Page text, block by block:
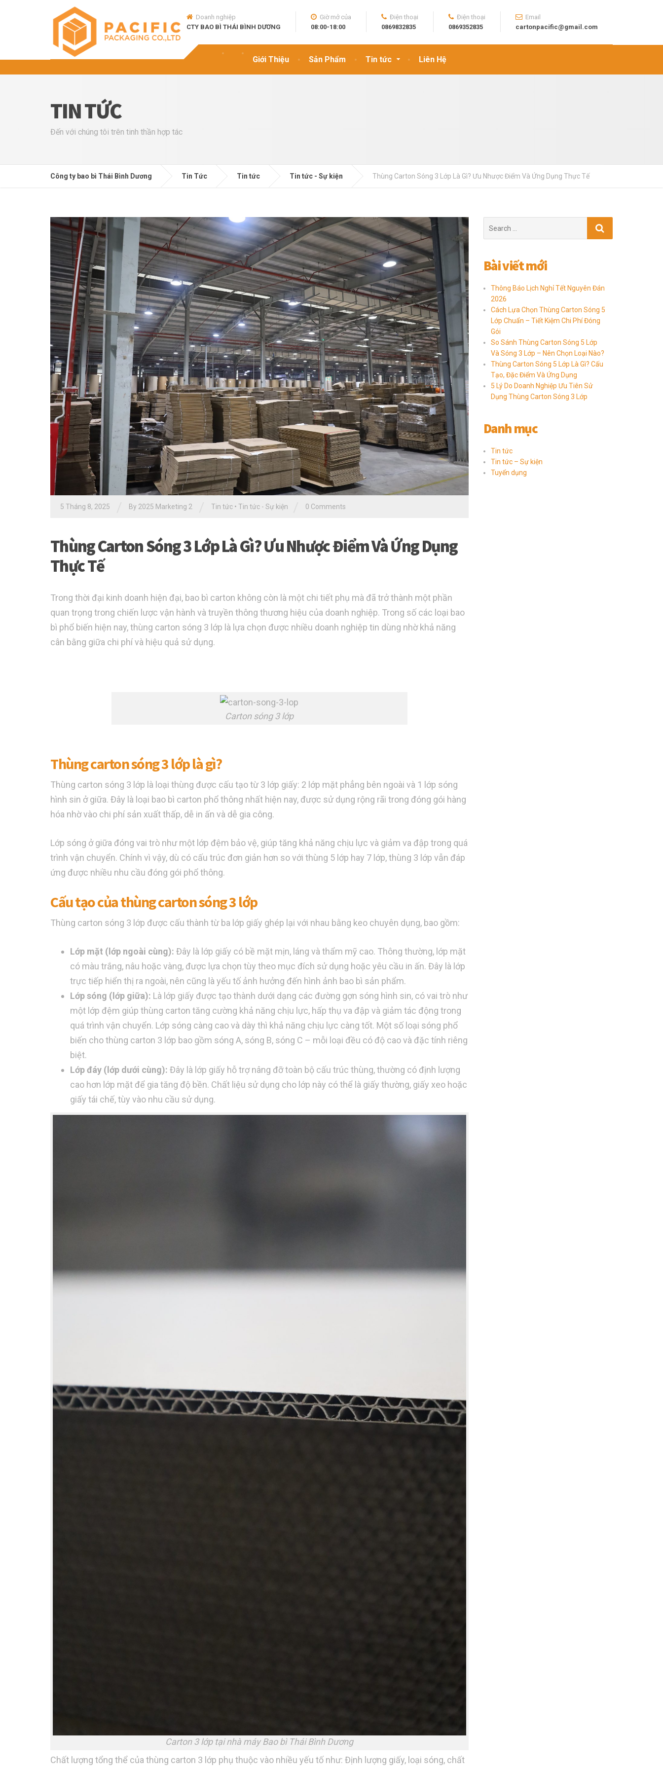
Giới Thiệu Sản Phẩm Tin tức Liên Hệ
Doanh nghiệp
CTY BAO BÌ THÁI BÌNH DƯƠNG
Giờ mở của
08:00-18:00
Điện thoại
0869832835
Điện thoại
0869352835
Email
cartonpacific@gmail.com
TIN TỨC
Đến với chúng tôi trên tinh thần hợp tác
Công ty bao bì Thái Bình Dương Tin Tức Tin tức Tin tức - Sự kiện Thùng Carton Sóng 3 Lớp Là Gì? Ưu Nhược Điểm Và Ứng Dụng Thực Tế
5 Tháng 8, 2025 By 2025 Marketing 2 Tin tức • Tin tức - Sự kiện 0 Comments
Thùng Carton Sóng 3 Lớp Là Gì? Ưu Nhược Điểm Và Ứng Dụng
Thực Tế
Trong thời đại kinh doanh hiện đại, bao bì carton không còn là một chi tiết phụ mà đã trở thành một phần
quan trọng trong chiến lược vận hành và truyền thông thương hiệu của doanh nghiệp. Trong số các loại bao
bì phổ biến hiện nay, thùng carton sóng 3 lớp là lựa chọn được nhiều doanh nghiệp tin dùng nhờ khả năng
cân bằng giữa chi phí và hiệu quả sử dụng.
Carton sóng 3 lớp
Thùng carton sóng 3 lớp là gì?
Thùng carton sóng 3 lớp là loại thùng được cấu tạo từ 3 lớp giấy: 2 lớp mặt phẳng bên ngoài và 1 lớp sóng
hình sin ở giữa. Đây là loại bao bì carton phổ thông nhất hiện nay, được sử dụng rộng rãi trong đóng gói hàng
hóa nhờ vào chi phí sản xuất thấp, dễ in ấn và dễ gia công.
Lớp sóng ở giữa đóng vai trò như một lớp đệm bảo vệ, giúp tăng khả năng chịu lực và giảm va đập trong quá
trình vận chuyển. Chính vì vậy, dù có cấu trúc đơn giản hơn so với thùng 5 lớp hay 7 lớp, thùng 3 lớp vẫn đáp
ứng được nhiều nhu cầu đóng gói phổ thông.
Cấu tạo của thùng carton sóng 3 lớp
Thùng carton sóng 3 lớp được cấu thành từ ba lớp giấy ghép lại với nhau bằng keo chuyên dụng, bao gồm:
Lớp mặt (lớp ngoài cùng): Đây là lớp giấy có bề mặt mịn, láng và thẩm mỹ cao. Thông thường, lớp mặt
có màu trắng, nâu hoặc vàng, được lựa chọn tùy theo mục đích sử dụng hoặc yêu cầu in ấn. Đây là lớp
trực tiếp hiển thị ra ngoài, nên cũng là yếu tố ảnh hưởng đến hình ảnh bao bì sản phẩm.
Lớp sóng (lớp giữa): Là lớp giấy được tạo thành dưới dạng các đường gợn sóng hình sin, có vai trò như
một lớp đệm giúp thùng carton tăng cường khả năng chịu lực, hấp thụ va đập và giảm tác động trong
quá trình vận chuyển. Lớp sóng càng cao và dày thì khả năng chịu lực càng tốt. Một số loại sóng phổ
biến cho thùng carton 3 lớp bao gồm sóng A, sóng B, sóng C – mỗi loại đều có độ cao và đặc tính riêng
biệt.
Lớp đáy (lớp dưới cùng): Đây là lớp giấy hỗ trợ nâng đỡ toàn bộ cấu trúc thùng, thường có định lượng
cao hơn lớp mặt để gia tăng độ bền. Chất liệu sử dụng cho lớp này có thể là giấy thường, giấy xeo hoặc
giấy tái chế, tùy vào nhu cầu sử dụng.
Carton 3 lớp tại nhà máy Bao bì Thái Bình Dương
Chất lượng tổng thể của thùng carton 3 lớp phụ thuộc vào nhiều yếu tố như: Định lượng giấy, loại sóng, chất
for:
Bài viết mới
Thông Báo Lịch Nghỉ Tết Nguyên Đán
2026
Cách Lựa Chọn Thùng Carton Sóng 5
Lớp Chuẩn – Tiết Kiệm Chi Phí Đóng
Gói
So Sánh Thùng Carton Sóng 5 Lớp
Và Sóng 3 Lớp – Nên Chọn Loại Nào?
Thùng Carton Sóng 5 Lớp Là Gì? Cấu
Tạo, Đặc Điểm Và Ứng Dụng
5 Lý Do Doanh Nghiệp Ưu Tiên Sử
Dụng Thùng Carton Sóng 3 Lớp
Danh mục
Tin tức
Tin tức – Sự kiện
Tuyển dụng